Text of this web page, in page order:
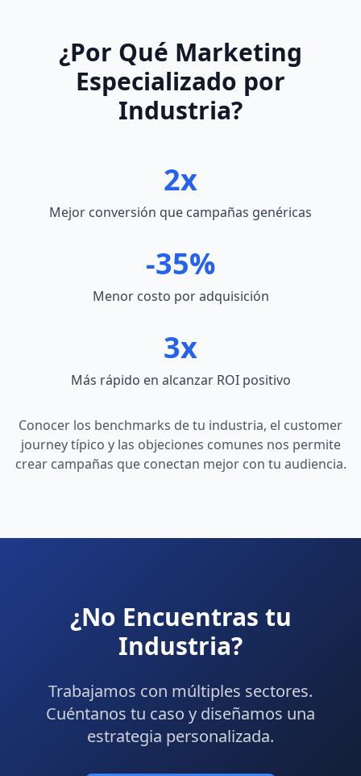
¿Por Qué Marketing
Especializado por
Industria?
2x
Mejor conversión que campañas genéricas
-35%
Menor costo por adquisición
3x
Más rápido en alcanzar ROI positivo
Conocer los benchmarks de tu industria, el customer
journey típico y las objeciones comunes nos permite
crear campañas que conectan mejor con tu audiencia.
¿No Encuentras tu
Industria?
Trabajamos con múltiples sectores.
Cuéntanos tu caso y diseñamos una
estrategia personalizada.